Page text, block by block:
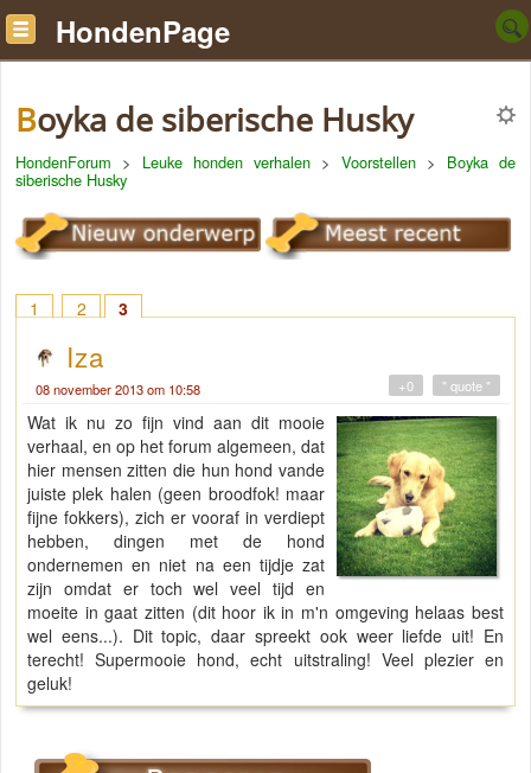
HondenPage
Boyka de siberische Husky
HondenForum > Leuke honden verhalen > Voorstellen > Boyka de
siberische Husky
1 2 3
Iza
08 november 2013 om 10:58 " quote "
+0
Wat ik nu zo fijn vind aan dit mooie
verhaal, en op het forum algemeen, dat
hier mensen zitten die hun hond vande
juiste plek halen (geen broodfok! maar
fijne fokkers), zich er vooraf in verdiept
hebben, dingen met de hond
ondernemen en niet na een tijdje zat
zijn omdat er toch wel veel tijd en
moeite in gaat zitten (dit hoor ik in m'n omgeving helaas best
wel eens...). Dit topic, daar spreekt ook weer liefde uit! En
terecht! Supermooie hond, echt uitstraling! Veel plezier en
geluk!